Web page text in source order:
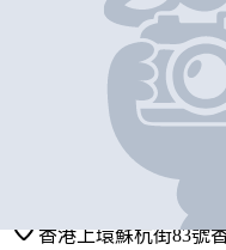
會館叁拾捌
香港上環蘇杭街83號